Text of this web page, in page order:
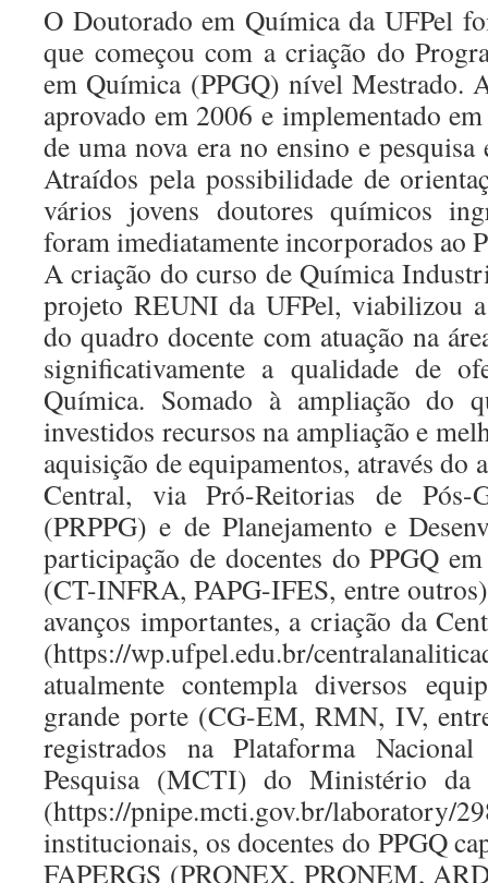
O Doutorado em Química da UFPel
que começou com a criação do
em Química (PPGQ) nível Mestrado.
aprovado em 2006 e implementado
de uma nova era no ensino e
Atraídos pela possibilidade de
vários jovens doutores químicos
foram imediatamente incorporados ao
A criação do curso de Química
projeto REUNI da UFPel, viabilizou
do quadro docente com atuação na
significativamente a qualidade de
Química. Somado à ampliação do
investidos recursos na ampliação e
aquisição de equipamentos, através
Central, via Pró-Reitorias de Pós-
(PRPPG) e de Planejamento e
participação de docentes do PPGQ
(CT-INFRA, PAPG-IFES, entre
avanços importantes, a criação da
(https://wp.ufpel.edu.br/
atualmente contempla diversos
grande porte (CG-EM, RMN, IV,
registrados na Plataforma
Pesquisa (MCTI) do Ministério da
(https://pnipe.mcti.gov.br/laboratory/
institucionais, os docentes do PPGQ
FAPERGS (PRONEX, PRONEM,